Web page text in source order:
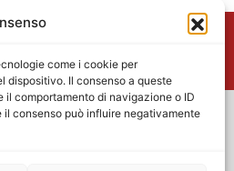
come i cookie per
dispositivo. Il consenso a queste
comportamento di navigazione o ID
consenso può influire negativamente